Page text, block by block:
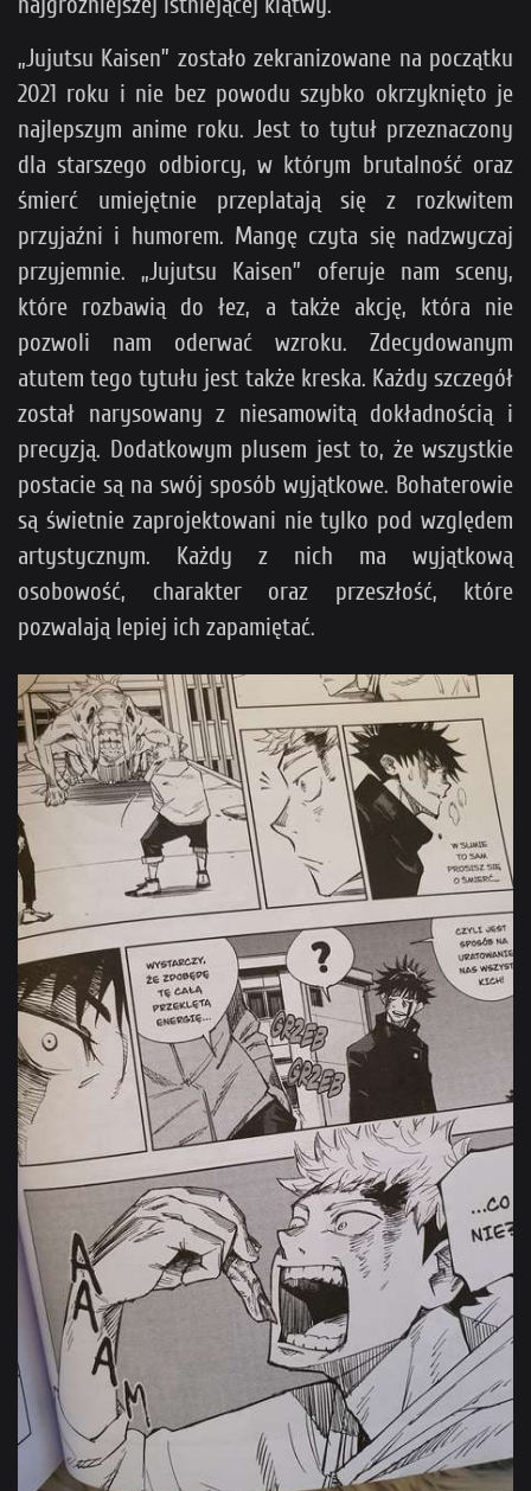
„Jujutsu Kaisen” zostało zekranizowane na początku
2021 roku i nie bez powodu szybko okrzyknięto je
najlepszym anime roku. Jest to tytuł przeznaczony
dla starszego odbiorcy, w którym brutalność oraz
śmierć umiejętnie przeplatają się z rozkwitem
przyjaźni i humorem. Mangę czyta się nadzwyczaj
przyjemnie. „Jujutsu Kaisen” oferuje nam sceny,
które rozbawią do łez, a także akcję, która nie
pozwoli nam oderwać wzroku. Zdecydowanym
atutem tego tytułu jest także kreska. Każdy szczegół
został narysowany z niesamowitą dokładnością i
precyzją. Dodatkowym plusem jest to, że wszystkie
postacie są na swój sposób wyjątkowe. Bohaterowie
są świetnie zaprojektowani nie tylko pod względem
artystycznym. Każdy z nich ma wyjątkową
osobowość, charakter oraz przeszłość, które
pozwalają lepiej ich zapamiętać.